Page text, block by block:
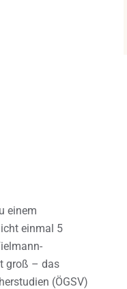
einem
einmal 5
groß – das
(ÖGSV)